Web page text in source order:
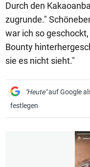
Durch den
zugrunde."
war ich so
Bounty
sie es nicht sieht."
"Heute"auf Google
festlegen
1/8